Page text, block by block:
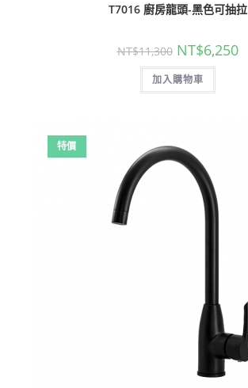
T7016 廚房龍頭-黑色可抽拉
NT$11,300 原
始
價
格：
NT$11,300。
NT$6,250目
前
加入購物車
特價